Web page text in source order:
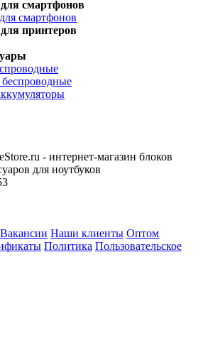
смартфонов
смартфонов
принтеров
- интернет-магазин блоков
для ноутбуков
Вакансии Наши клиенты Оптом
Политика Пользовательское